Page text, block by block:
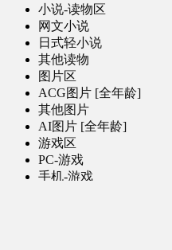
小说-读物区
网文小说
日式轻小说
其他读物
图片区
ACG图片 [全年龄]
其他图片
AI图片 [全年龄]
游戏区
PC-游戏
手机-游戏